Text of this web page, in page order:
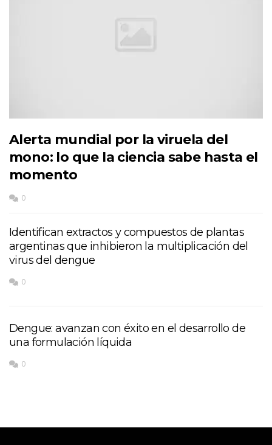
Alerta mundial por la viruela del
mono: lo que la ciencia sabe hasta el
momento
0
Identifican extractos y compuestos de plantas
argentinas que inhibieron la multiplicación del
virus del dengue
0
Dengue: avanzan con éxito en el desarrollo de
una formulación líquida
0